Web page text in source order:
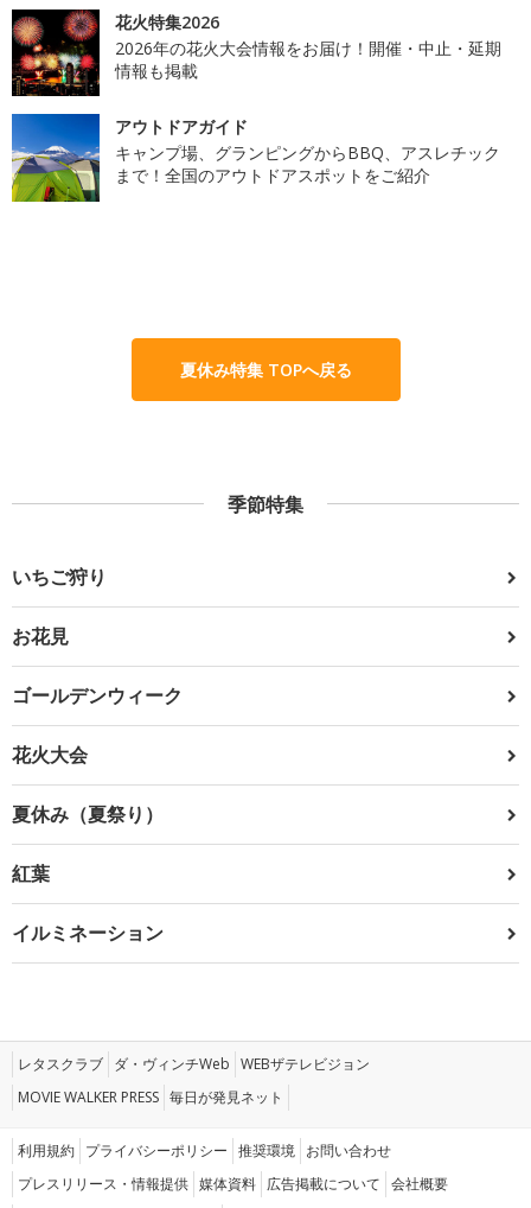
花火特集2026
2026年の花火大会情報をお届け！開催・中止・延期
情報も掲載
アウトドアガイド
キャンプ場、グランピングからBBQ、アスレチック
まで！全国のアウトドアスポットをご紹介
夏休み特集 TOPへ戻る
季節特集
いちご狩り
お花見
ゴールデンウィーク
花火大会
夏休み（夏祭り）
紅葉
イルミネーション
レタスクラブ ダ・ヴィンチWeb WEBザテレビジョン
MOVIE WALKER PRESS 毎日が発見ネット
利用規約 プライバシーポリシー 推奨環境 お問い合わせ
プレスリリース・情報提供 媒体資料 広告掲載について 会社概要